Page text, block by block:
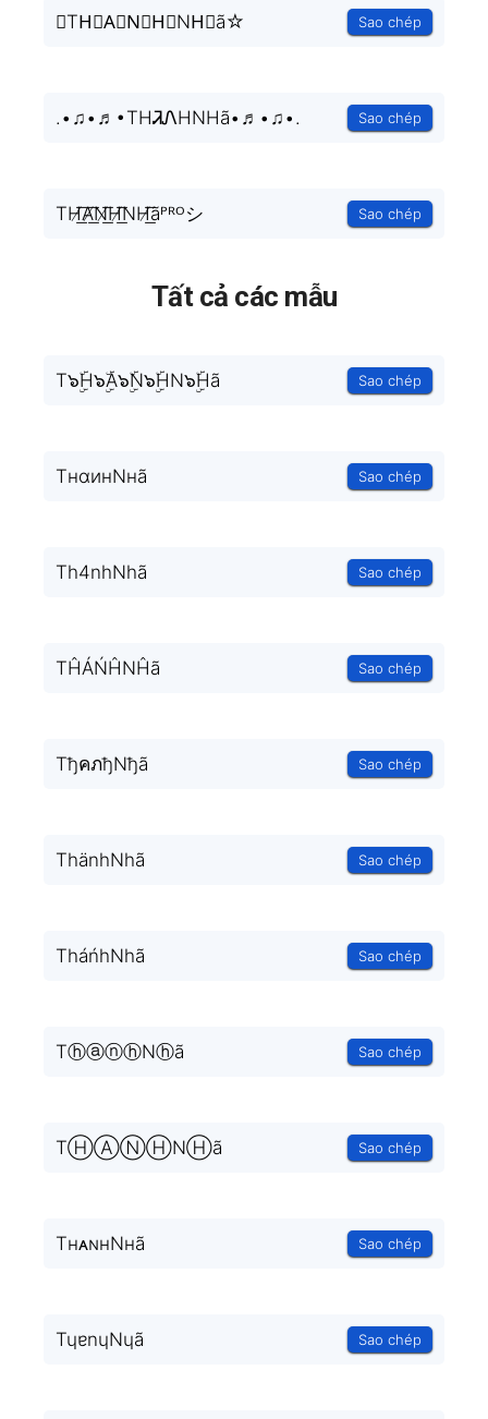
✭TH⃘A⃘N⃘H⃘NH⃘ã☆ Sao chép
.•♫•♬•THᏘᏁHNHã•♬•♫•. Sao chép
TH̸͟͞A̸͟͞N̸͟͞H̸͟͞NH̸͟͞ãᴾᴿᴼシ Sao chép
Tất cả các mẫu
T๖ۣۜH๖ۣۜA๖ۣۜN๖ۣۜHN๖ۣۜHã Sao chép
TнαинNнã Sao chép
Th4nhNhã Sao chép
TĤÁŃĤNĤã Sao chép
TђคภђNђã Sao chép
ThänhNhã Sao chép
TháńhNhã Sao chép
TⓗⓐⓝⓗNⓗã Sao chép
TⒽⒶⓃⒽNⒽã Sao chép
TнᴀɴнNнã Sao chép
TɥɐnɥNɥã Sao chép